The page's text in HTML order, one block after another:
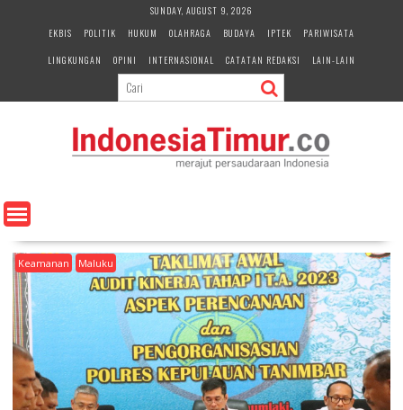
e
n
SUNDAY, AUGUST 9, 2026
EKBIS
POLITIK HUKUM OLAHRAGA BUDAYA IPTEK
PARIWISATA
LINGKUNGAN
OPINI INTERNASIONAL CATATAN REDAKSI LAIN-LAIN
Keamanan Maluku